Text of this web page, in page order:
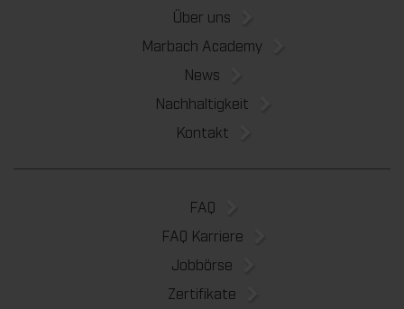
Über uns
Marbach Academy
News
Nachhaltigkeit
Kontakt
FAQ
FAQ Karriere
Jobbörse
Zertifikate